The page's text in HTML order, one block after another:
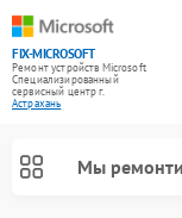
FIX-MICROSOFT
Ремонт устройств Microsoft
Специализированный
cервисный центр г.
Астрахань
Мы